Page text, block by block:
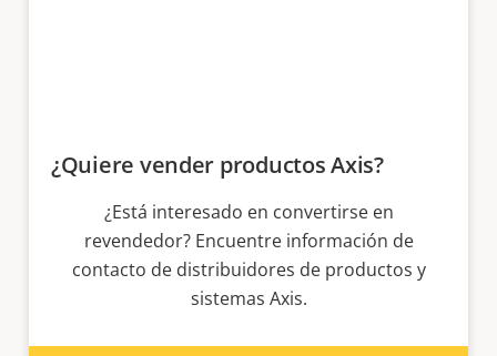
¿Quiere vender productos Axis?
¿Está interesado en convertirse en
revendedor? Encuentre información de
contacto de distribuidores de productos y
sistemas Axis.